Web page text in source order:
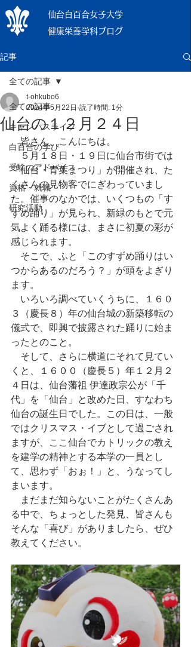
仙台白百合女子大学
健康栄養学科ブログ
記事
全ての記事
キャンパスライフ
白百合の学び
受験のアドバイス
資格・就職
研究活動
全ての記事
仙台の１２月２４日
t-ohkubo6
2024年5月22日 読了時間: 1分
皆さん、こんにちは。
５月１８日・１９日に仙台市街では
「仙台・青葉まつり」が開催され、た
くさんの見物客でにぎわっていまし
た。催事のなかでは、いくつもの「す
ずめ踊り」が見られ、新緑のもとで元
気よく踊る様には、まさに初夏の彩が
感じられます。
そこで、ふと「このすずめ踊りはい
つからあるのだろう？」が頭をよぎり
ます。
いろいろ調べていくうちに、１６０
３（慶長８）年の仙台城の新築移転の
儀式で、即興で披露された踊りに始ま
ったとのこと。
そして、さらに横道にそれて見てい
くと、１６００（慶長５）年１２月２
４日は、仙台藩祖 伊達政宗公が「千
代」を「仙台」と改めた日、すなわち
仙台の誕生日でした。この日は、一般
ではクリスマス・イブとして過ごされ
ますが、ここ仙台でカトリックの教え
を建学の精神とする本学の一員とし
て、思わず「おぉ！」と、うなってし
まいます。
まだまだ知らないことがたくさんあ
る中で、ちょっとした発見、皆さんも
そんな「喜び」がありましたら、ぜひ
教えてください。